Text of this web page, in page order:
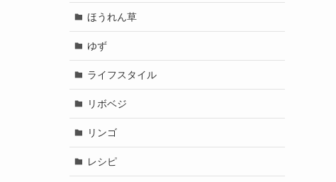
ほうれん草
ゆず
ライフスタイル
リボベジ
リンゴ
レシピ